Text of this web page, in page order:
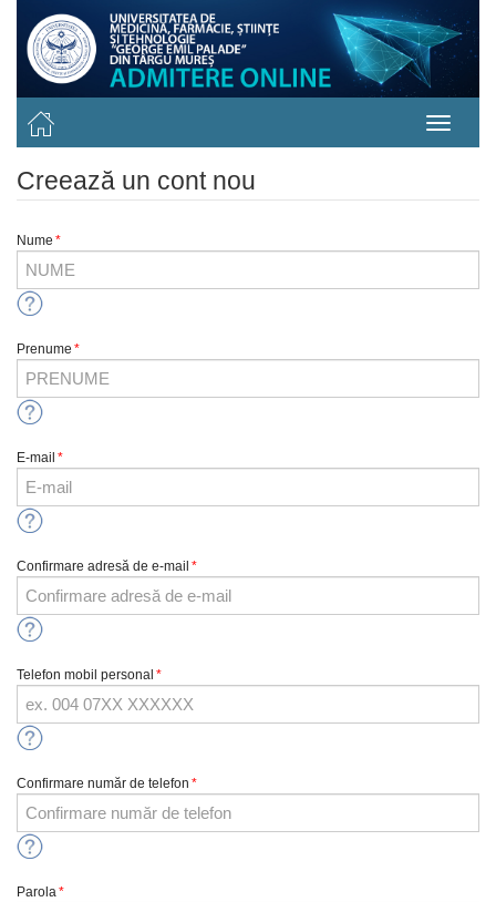
Creează un cont nou
Nume *
Prenume *
E-mail *
Confirmare adresă de e-mail *
Telefon mobil personal *
Confirmare număr de telefon *
Parola*